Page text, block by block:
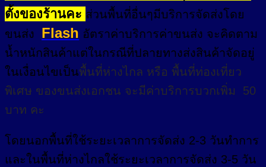
ตั้งของร้านคะ ส่วนพื้นที่อื่นๆมีบริการจัดส่งโดย
ขนส่ง Flash อัตราค่าบริการค่าขนส่ง จะคิดตาม
น้ำหนักสินค้าแต่ในกรณีที่ปลายทางส่งสินค้าจัดอยู่
ในเงื่อนไขเป็นพื้นที่ห่างไกล หรือ พื้นที่ท่องเที่ยว
พิเศษ ของขนส่งเอกชน จะมีค่าบริการบวกเพิ่ม 50
บาท คะ
โดยนอกพื้นที่ใช้ระยะเวลาการจัดส่ง 2-3 วันทำการ
และในพื้นที่ห่างไกลใช้ระยะเวลาการจัดส่ง 3-5 วัน